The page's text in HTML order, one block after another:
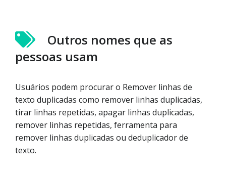
Outros nomes que as
pessoas usam
Usuários podem procurar o Remover linhas de
texto duplicadas como remover linhas duplicadas,
tirar linhas repetidas, apagar linhas duplicadas,
remover linhas repetidas, ferramenta para
remover linhas duplicadas ou deduplicador de
texto.